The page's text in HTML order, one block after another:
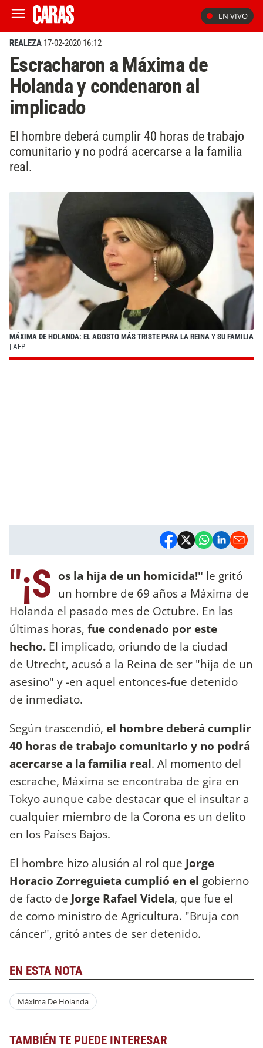
EN VIVO
REALEZA 17-02-2020 16:12
Escracharon a Máxima de
Holanda y condenaron al
implicado
El hombre deberá cumplir 40 horas de trabajo
comunitario y no podrá acercarse a la familia
real.
MÁXIMA DE HOLANDA: EL AGOSTO MÁS TRISTE PARA LA REINA Y SU FAMILIA
| AFP
"¡S os la hija de un homicida!" le gritó
un hombre de 69 años a Máxima de
Holanda el pasado mes de Octubre. En las
últimas horas, fue condenado por este
hecho. El implicado, oriundo de la ciudad
de Utrecht, acusó a la Reina de ser "hija de un
asesino" y -en aquel entonces-fue detenido
de inmediato.
Según trascendió, el hombre deberá cumplir
40 horas de trabajo comunitario y no podrá
acercarse a la familia real. Al momento del
escrache, Máxima se encontraba de gira en
Tokyo aunque cabe destacar que el insultar a
cualquier miembro de la Corona es un delito
en los Países Bajos.
El hombre hizo alusión al rol que Jorge
Horacio Zorreguieta cumplió en el gobierno
de facto de Jorge Rafael Videla, que fue el
de como ministro de Agricultura. "Bruja con
cáncer", gritó antes de ser detenido.
EN ESTA NOTA
Máxima De Holanda
TAMBIÉN TE PUEDE INTERESAR